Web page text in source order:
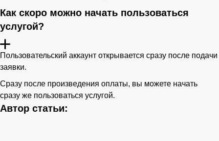
Как скоро можно начать пользоваться
услугой?
Пользовательский аккаунт открывается сразу после подачи
заявки.
Сразу после произведения оплаты, вы можете начать
сразу же пользоваться услугой.
Автор статьи: